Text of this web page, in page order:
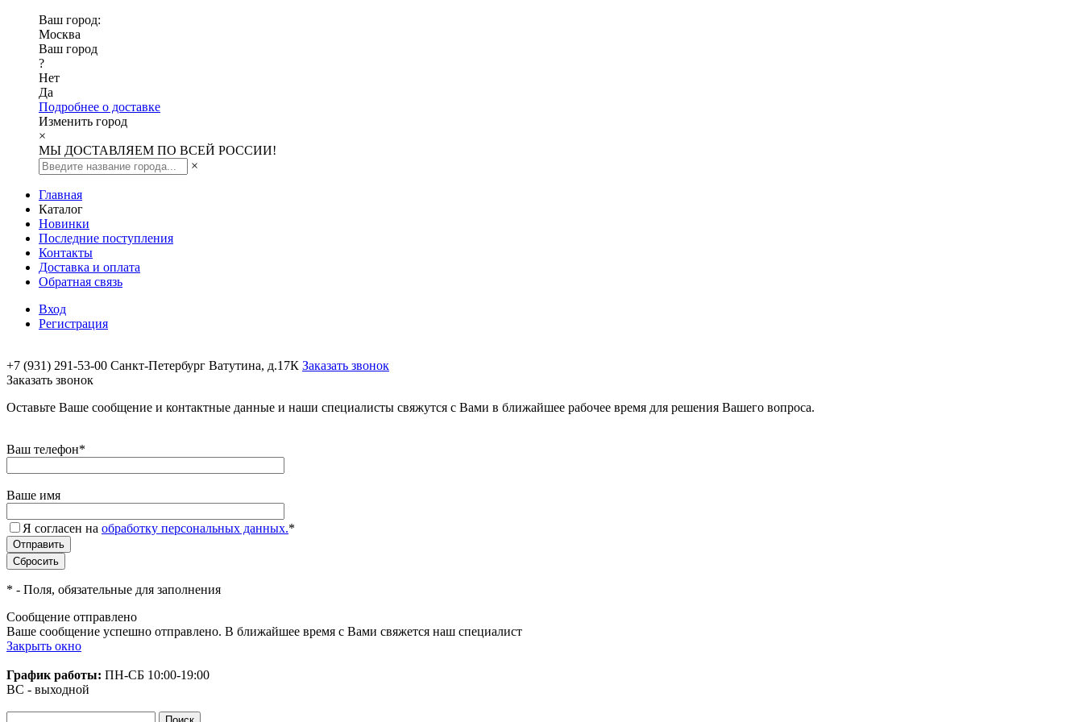
Ваш город:
Москва
Ваш город
?
Нет
Да
Подробнее о доставке
Изменить город
×
МЫ ДОСТАВЛЯЕМ ПО ВСЕЙ РОССИИ!
×
Главная
Каталог
Новинки
Последние поступления
Контакты
Доставка и оплата
Обратная связь
Вход
Регистрация
+7 (931) 291-53-00 Санкт-Петербург Ватутина, д.17К Заказать звонок
Заказать звонок
Оставьте Ваше сообщение и контактные данные и наши специалисты свяжутся с Вами в ближайшее рабочее время для решения Вашего вопроса.
Ваш телефон*
Ваше имя
Я согласен на обработку персональных данных.*
* - Поля, обязательные для заполнения
Сообщение отправлено
Ваше сообщение успешно отправлено. В ближайшее время с Вами свяжется наш специалист
Закрыть окно
График работы: ПН-СБ 10:00-19:00
ВС - выходной